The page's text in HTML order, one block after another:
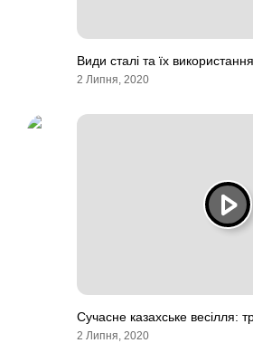
Види сталі та їх
2 Липня, 2020
Сучасне казахське весілля:
2 Липня, 2020